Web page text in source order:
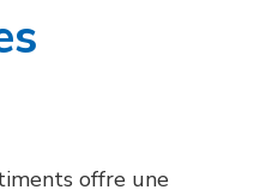
offre une